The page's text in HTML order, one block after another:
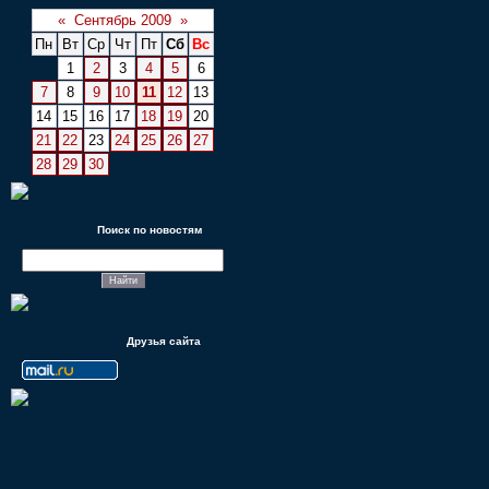
« Сентябрь 2009 »
Пн
Вт Ср Чт Пт Сб
Вс
1
2 3 4 5
6
7
8 9 10 11 12
13
14
15 16 17 18 19
20
21
22 23 24 25 26
27
28
29 30
Поиск по новостям
Друзья сайта